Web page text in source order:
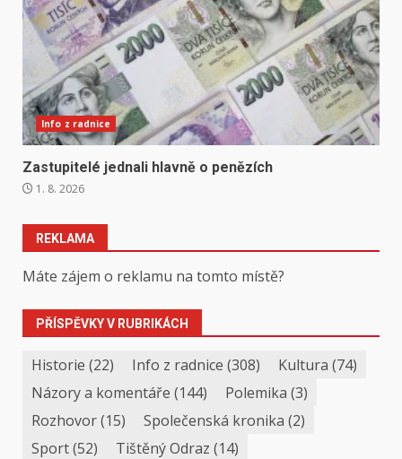
Info z radnice
Zastupitelé jednali hlavně o penězích
1. 8. 2026
REKLAMA
Máte zájem o reklamu na tomto místě?
PŘÍSPĚVKY V RUBRIKÁCH
Historie (22) Info z radnice (308) Kultura (74)
Názory a komentáře (144) Polemika (3)
Rozhovor(15) Společenská kronika (2)
Sport(52) Tištěný Odraz (14)